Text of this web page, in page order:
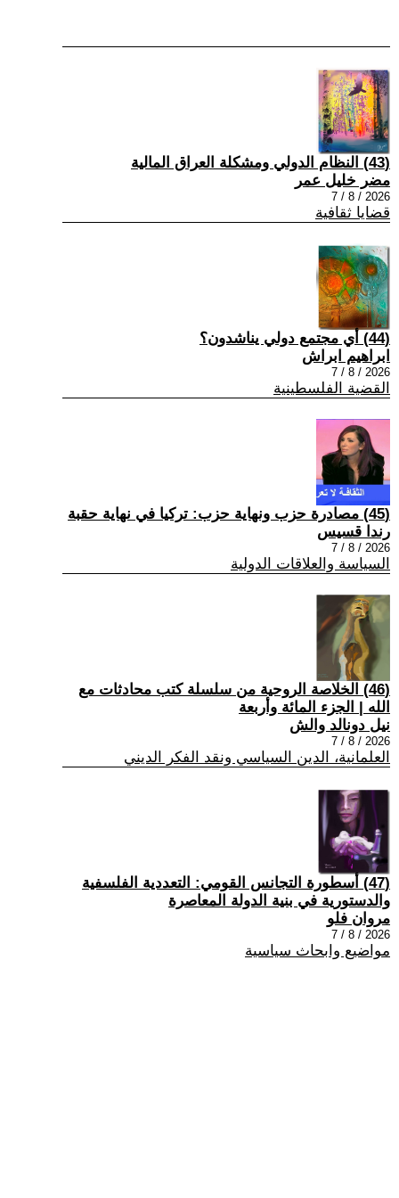
(43) النظام الدولي ومشكلة العراق المالية
مضر خليل عمر
2026 / 8 / 7
قضايا ثقافية
(44) أي مجتمع دولي يناشدون؟
ابراهيم ابراش
2026 / 8 / 7
القضية الفلسطينية
(45) مصادرة حزب ونهاية حزب: تركيا في نهاية حقبة
رندا قسيس
2026 / 8 / 7
السياسة والعلاقات الدولية
(46) الخلاصة الروحية من سلسلة كتب محادثات مع
الله | الجزء المائة وأربعة
نيل دونالد والش
2026 / 8 / 7
العلمانية، الدين السياسي ونقد الفكر الديني
(47) أسطورة التجانس القومي: التعددية الفلسفية
والدستورية في بنية الدولة المعاصرة
مروان فلو
2026 / 8 / 7
مواضيع وابحاث سياسية